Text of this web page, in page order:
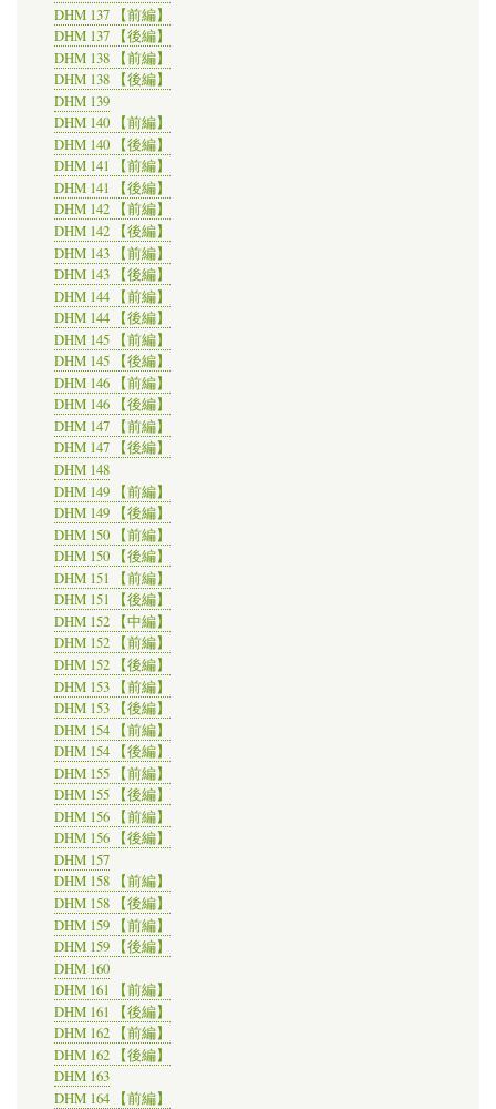
DHM 137 【前編】
DHM 137 【後編】
DHM 138 【前編】
DHM 138 【後編】
DHM 139
DHM 140 【前編】
DHM 140 【後編】
DHM 141 【前編】
DHM 141 【後編】
DHM 142 【前編】
DHM 142 【後編】
DHM 143 【前編】
DHM 143 【後編】
DHM 144 【前編】
DHM 144 【後編】
DHM 145 【前編】
DHM 145 【後編】
DHM 146 【前編】
DHM 146 【後編】
DHM 147 【前編】
DHM 147 【後編】
DHM 148
DHM 149 【前編】
DHM 149 【後編】
DHM 150 【前編】
DHM 150 【後編】
DHM 151 【前編】
DHM 151 【後編】
DHM 152 【中編】
DHM 152 【前編】
DHM 152 【後編】
DHM 153 【前編】
DHM 153 【後編】
DHM 154 【前編】
DHM 154 【後編】
DHM 155 【前編】
DHM 155 【後編】
DHM 156 【前編】
DHM 156 【後編】
DHM 157
DHM 158 【前編】
DHM 158 【後編】
DHM 159 【前編】
DHM 159 【後編】
DHM 160
DHM 161 【前編】
DHM 161 【後編】
DHM 162 【前編】
DHM 162 【後編】
DHM 163
DHM 164 【前編】